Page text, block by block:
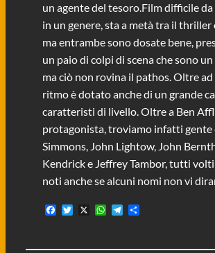
un agente del tesoro.Film difficile
in un genere, sta a metà tra il thriller
ma entrambe sono dosate bene,
un paio di colpi di scena che sono
ma ciò non rovina il pathos. Oltre
ritmo è dotato anche di un grande
caratteristi di livello. Oltre a Ben
protagonista, troviamo infatti gente
Simmons, John Lightow, John
Kendrick e Jeffrey Tambor, tutti
noti anche se alcuni nomi non vi
F
T
W T
C